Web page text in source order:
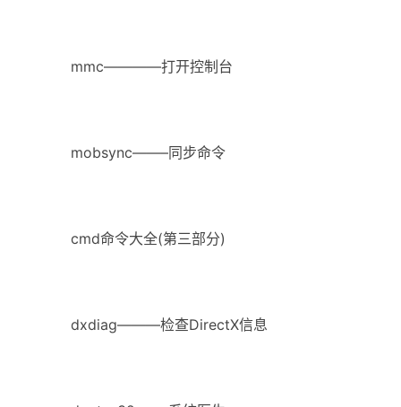
mmc————打开控制台
mobsync——–同步命令
cmd命令大全(第三部分)
dxdiag———检查DirectX信息